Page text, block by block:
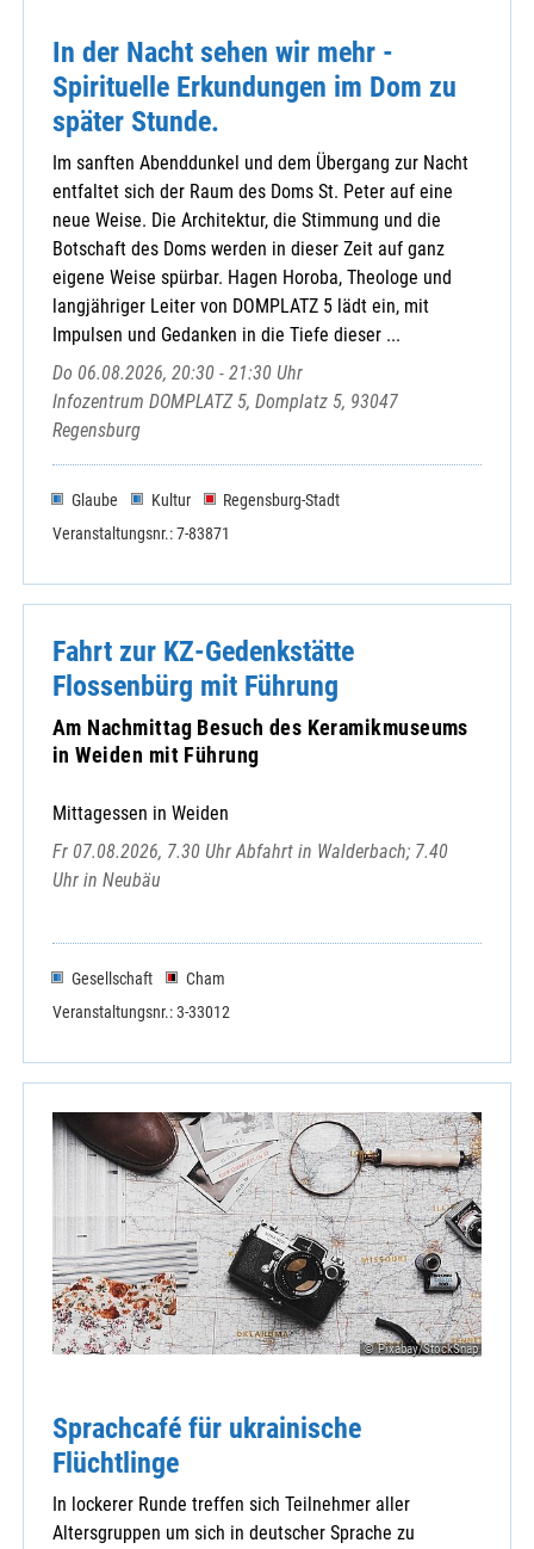
In der Nacht sehen wir mehr -
Spirituelle Erkundungen im Dom zu
später Stunde.
Im sanften Abenddunkel und dem Übergang zur Nacht
entfaltet sich der Raum des Doms St. Peter auf eine
neue Weise. Die Architektur, die Stimmung und die
Botschaft des Doms werden in dieser Zeit auf ganz
eigene Weise spürbar. Hagen Horoba, Theologe und
langjähriger Leiter von DOMPLATZ 5 lädt ein, mit
Impulsen und Gedanken in die Tiefe dieser ...
Do 06.08.2026, 20:30 - 21:30 Uhr
Infozentrum DOMPLATZ 5, Domplatz 5, 93047
Regensburg
Glaube Kultur
Regensburg-Stadt
Veranstaltungsnr.: 7-83871
Fahrt zur KZ-Gedenkstätte
Flossenbürg mit Führung
Am Nachmittag Besuch des Keramikmuseums
in Weiden mit Führung
Mittagessen in Weiden
Fr 07.08.2026, 7.30 Uhr Abfahrt in Walderbach; 7.40
Uhr in Neubäu
Gesellschaft
Cham
Veranstaltungsnr.: 3-33012
© Pixabay/StockSnap
Sprachcafé für ukrainische
Flüchtlinge
In lockerer Runde treffen sich Teilnehmer aller
Altersgruppen um sich in deutscher Sprache zu